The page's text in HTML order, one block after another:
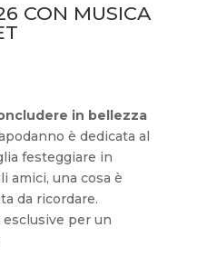
CON MUSICA
in bellezza
è dedicata al
festeggiare in
amici, una cosa è
da ricordare.
per un